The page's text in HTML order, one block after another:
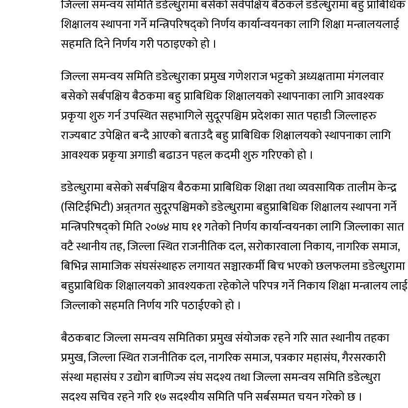
जिल्ला समन्वय समिति डडेल्धुरामा बसेको सर्वपक्षिय बैठकले डडेल्धुरामा बहु प्राबिधिक
शिक्षालय स्थापना गर्ने मन्त्रिपरिषद्को निर्णय कार्यान्वयनका लागि शिक्षा मन्त्रालयलाई
सहमति दिने निर्णय गरी पठाइएको हो ।
जिल्ला समन्वय समिति डडेल्धुराका प्रमुख गणेशराज भट्टको अध्यक्षतामा मंगलवार
बसेको सर्बपक्षिय बैठकमा बहु प्राबिधिक शिक्षालयको स्थापनाका लागि आवश्यक
प्रकृया शुरु गर्न उपस्थित सहभागिले सुदूरपश्चिम प्रदेशका सात पहाडी जिल्लाहरु
राज्यबाट उपेक्षित बन्दै आएको बताउदै बहु प्राबिधिक शिक्षालयको स्थापनाका लागि
आवश्यक प्रकृया अगाडी बढाउन पहल कदमी शुरु गरिएको हो ।
डडेल्धुरामा बसेको सर्बपक्षिय बैठकमा प्राबिधिक शिक्षा तथा व्यवसायिक तालीम केन्द्र
(सिटिईभिटी) अन्र्तगत सुदूरपश्चिमको डडेल्धुरामा बहुप्राबिधिक शिक्षालय स्थापना गर्ने
मन्त्रिपरिषद्को मिति २०७४ माघ ११ गतेको निर्णय कार्यान्वयनका लागि जिल्लाका सात
वटै स्थानीय तह, जिल्ला स्थित राजनीतिक दल, सरोकारवाला निकाय, नागरिक समाज,
बिभिन्न सामाजिक संघसंस्थाहरु लगायत सञ्चारकर्मी बिच भएको छलफलमा डडेल्धुरामा
बहुप्राबिधिक शिक्षालयको आवश्यकता रहेकोले परिपत्र गर्ने निकाय शिक्षा मन्त्रालय लाई
जिल्लाको सहमति निर्णय गरि पठाईएको हो ।
बैठकबाट जिल्ला समन्वय समितिका प्रमुख संयोजक रहने गरि सात स्थानीय तहका
प्रमुख, जिल्ला स्थित राजनीतिक दल, नागरिक समाज, पत्रकार महासंघ, गैरसरकारी
संस्था महासंघ र उद्योग बाणिज्य संघ सदश्य तथा जिल्ला समन्वय समिति डडेल्धुरा
सदश्य सचिव रहने गरि १७ सदश्यीय समिति पनि सर्बसम्मत चयन गरेको छ ।